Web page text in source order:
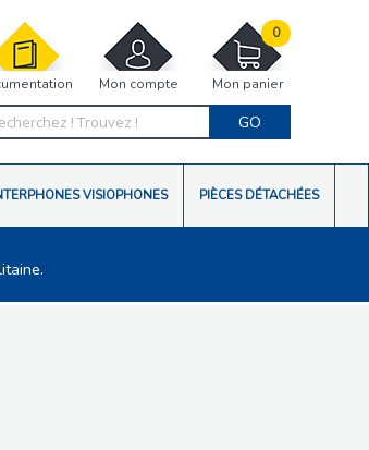
Mon compte Mon panier
0
GO
VISIOPHONES PIÈCES DÉTACHÉES